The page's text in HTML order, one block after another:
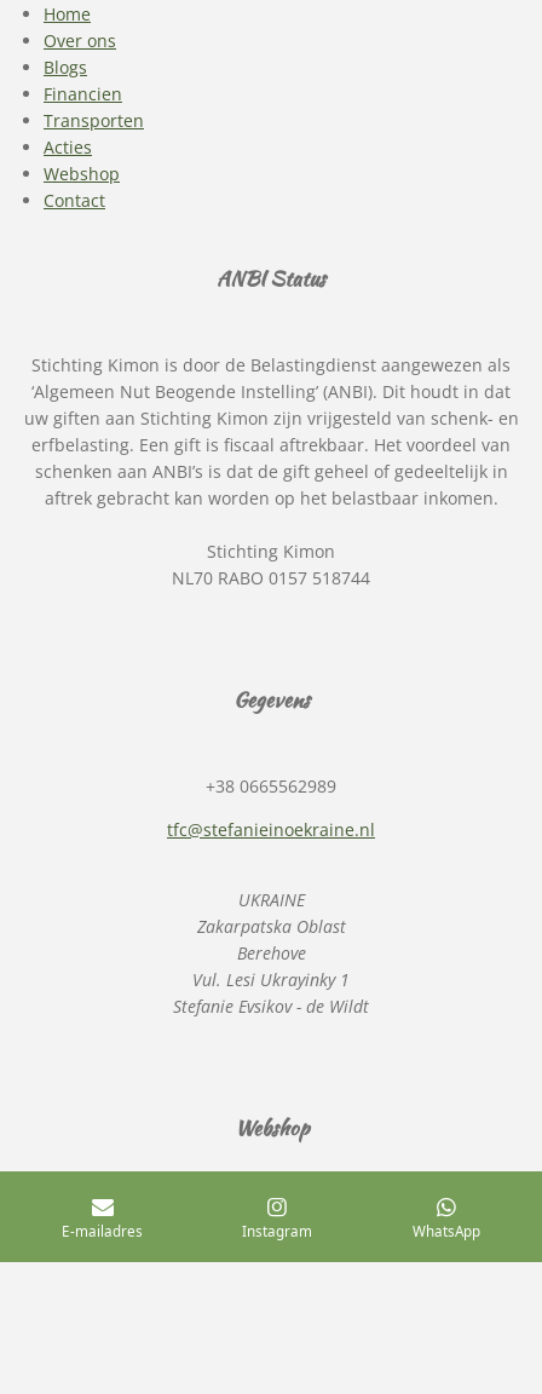
Home
Over ons
Blogs
Financien
Transporten
Acties
Webshop
Contact
ANBI Status
Stichting Kimon is door de Belastingdienst aangewezen als
‘Algemeen Nut Beogende Instelling’ (ANBI). Dit houdt in dat
uw giften aan Stichting Kimon zijn vrijgesteld van schenk- en
erfbelasting. Een gift is fiscaal aftrekbaar. Het voordeel van
schenken aan ANBI’s is dat de gift geheel of gedeeltelijk in
aftrek gebracht kan worden op het belastbaar inkomen.
Stichting Kimon
NL70 RABO 0157 518744
Gegevens
+38 0665562989
tfc@stefanieinoekraine.nl
UKRAINE
Zakarpatska Oblast
Berehove
Vul. Lesi Ukrayinky 1
Stefanie Evsikov - de Wildt
Webshop
De volledige winst van de producten is voor het werk van
Stefanie de Wildt
E-mailadres Instagram WhatsApp